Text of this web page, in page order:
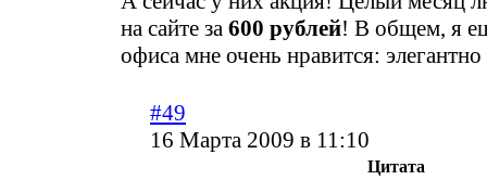
на сайте за 600 рублей! В общем, я
офиса мне очень нравится:
#49
16 Марта 2009 в 11:10
Цитата